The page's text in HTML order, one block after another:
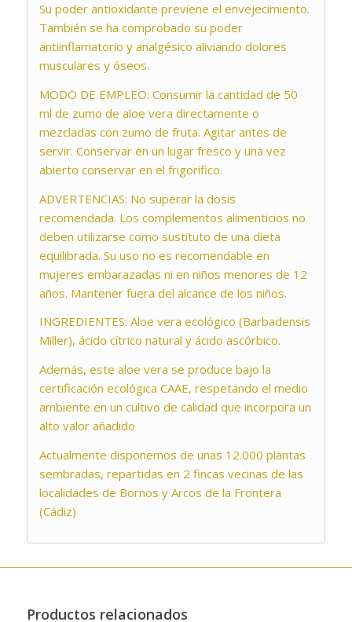
Su poder antioxidante previene el envejecimiento.
También se ha comprobado su poder
antiinflamatorio y analgésico aliviando dolores
musculares y óseos.
MODO DE EMPLEO: Consumir la cantidad de 50
ml de zumo de aloe vera directamente o
mezcladas con zumo de fruta. Agitar antes de
servir. Conservar en un lugar fresco y una vez
abierto conservar en el frigorífico.
ADVERTENCIAS: No superar la dosis
recomendada. Los complementos alimenticios no
deben utilizarse como sustituto de una dieta
equilibrada. Su uso no es recomendable en
mujeres embarazadas ni en niños menores de 12
años. Mantener fuera del alcance de los niños.
INGREDIENTES: Aloe vera ecológico (Barbadensis
Miller), ácido cítrico natural y ácido ascórbico.
Además, este aloe vera se produce bajo la
certificación ecológica CAAE, respetando el medio
ambiente en un cultivo de calidad que incorpora un
alto valor añadido
Actualmente disponemos de unas 12.000 plantas
sembradas, repartidas en 2 fincas vecinas de las
localidades de Bornos y Arcos de la Frontera
(Cádiz)
Productos relacionados